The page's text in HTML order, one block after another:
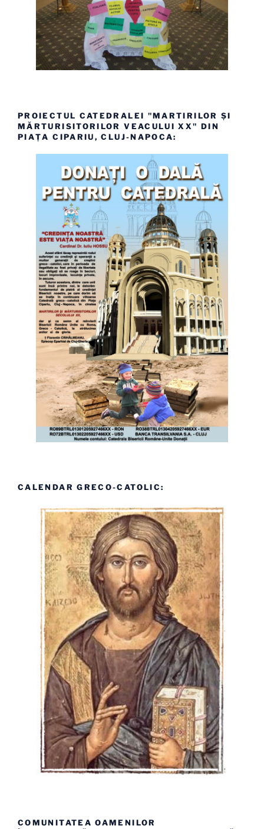
PROIECTUL CATEDRALEI "MARTIRILOR ȘI
MĂRTURISITORILOR VEACULUI XX" DIN
PIAȚA CIPARIU, CLUJ-NAPOCA:
CALENDAR GRECO-CATOLIC:
COMUNITATEA OAMENILOR